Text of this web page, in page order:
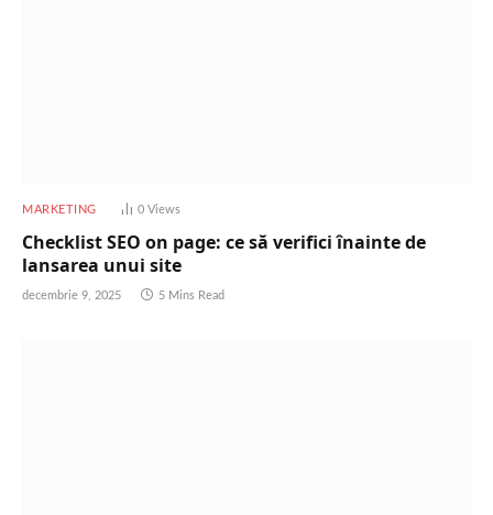
MARKETING 0 Views
Checklist SEO on page: ce să verifici înainte de
lansarea unui site
decembrie 9, 2025 5 Mins Read